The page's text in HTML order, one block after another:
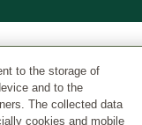
to the storage of
and to the
The collected data
cookies and mobile